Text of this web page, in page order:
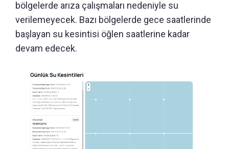
bölgelerde arıza çalışmaları nedeniyle su
verilemeyecek. Bazı bölgelerde gece saatlerinde
başlayan su kesintisi öğlen saatlerine kadar
devam edecek.